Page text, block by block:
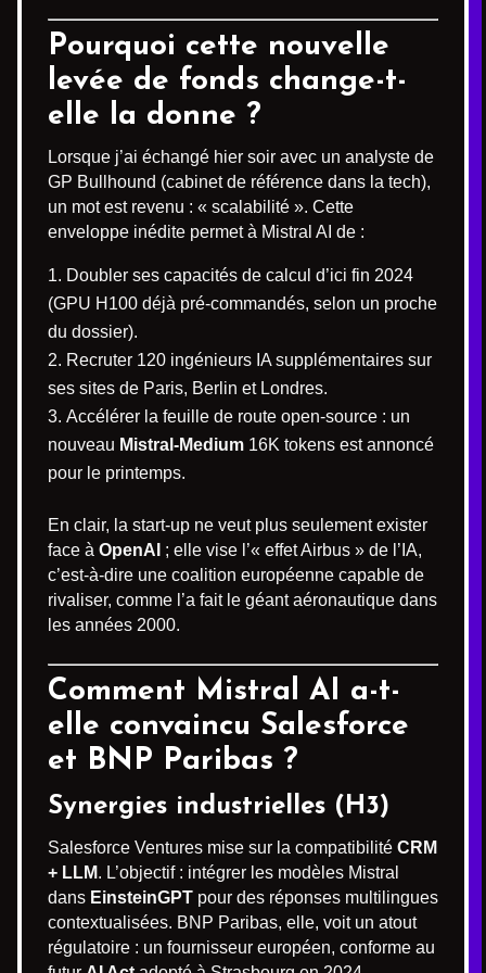
Pourquoi cette nouvelle
levée de fonds change-t-
elle la donne ?
Lorsque j’ai échangé hier soir avec un analyste de
GP Bullhound (cabinet de référence dans la tech),
un mot est revenu : « scalabilité ». Cette
enveloppe inédite permet à Mistral AI de :
Doubler ses capacités de calcul d’ici fin 2024
(GPU H100 déjà pré-commandés, selon un proche
du dossier).
Recruter 120 ingénieurs IA supplémentaires sur
ses sites de Paris, Berlin et Londres.
Accélérer la feuille de route open-source : un
nouveau Mistral-Medium 16K tokens est annoncé
pour le printemps.
En clair, la start-up ne veut plus seulement exister
face à OpenAI ; elle vise l’« effet Airbus » de l’IA,
c’est-à-dire une coalition européenne capable de
rivaliser, comme l’a fait le géant aéronautique dans
les années 2000.
Comment Mistral AI a-t-
elle convaincu Salesforce
et BNP Paribas ?
Synergies industrielles (H3)
Salesforce Ventures mise sur la compatibilité CRM
+ LLM. L’objectif : intégrer les modèles Mistral
dans EinsteinGPT pour des réponses multilingues
contextualisées. BNP Paribas, elle, voit un atout
régulatoire : un fournisseur européen, conforme au